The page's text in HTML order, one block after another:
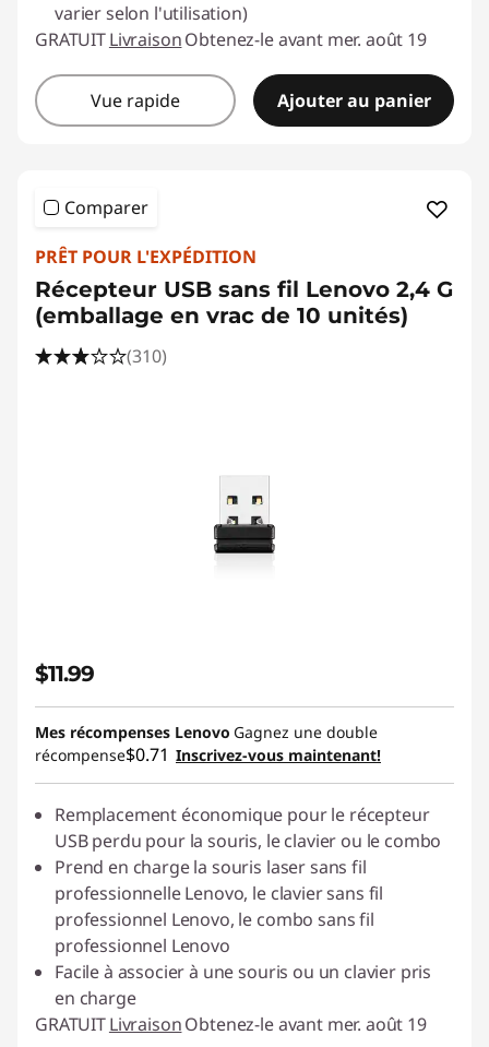
varier selon l'utilisation)
GRATUITLivraisonObtenez-le avant mer. août 19
Vue rapide Ajouter au panier
Comparer
PRÊT POUR L'EXPÉDITION
Récepteur USB sans fil Lenovo 2,4 G
(emballage en vrac de 10 unités)
(310)
$11.99
Mes récompenses Lenovo Gagnez une double
récompense$0.71 Inscrivez-vous maintenant!
Remplacement économique pour le récepteur
USB perdu pour la souris, le clavier ou le combo
Prend en charge la souris laser sans fil
professionnelle Lenovo, le clavier sans fil
professionnel Lenovo, le combo sans fil
professionnel Lenovo
Facile à associer à une souris ou un clavier pris
en charge
GRATUITLivraisonObtenez-le avant mer. août 19